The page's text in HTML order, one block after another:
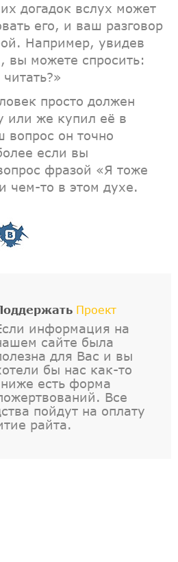
догадок вслух может
его, и ваш разговор
Например, увидев
вы можете спросить:
просто должен
или же купил её в
вопрос он точно
если вы
фразой «Я тоже
чем-то в этом духе.
Проект
информация на
сайте была
для Вас и вы
бы нас как-то
есть форма
Все
пойдут на оплату
райта.